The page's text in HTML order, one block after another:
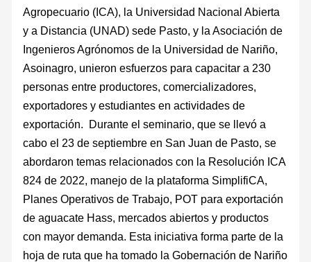
Agropecuario (ICA), la Universidad Nacional Abierta
y a Distancia (UNAD) sede Pasto, y la Asociación de
Ingenieros Agrónomos de la Universidad de Nariño,
Asoinagro, unieron esfuerzos para capacitar a 230
personas entre productores, comercializadores,
exportadores y estudiantes en actividades de
exportación. Durante el seminario, que se llevó a
cabo el 23 de septiembre en San Juan de Pasto, se
abordaron temas relacionados con la Resolución ICA
824 de 2022, manejo de la plataforma SimplifiCA,
Planes Operativos de Trabajo, POT para exportación
de aguacate Hass, mercados abiertos y productos
con mayor demanda. Esta iniciativa forma parte de la
hoja de ruta que ha tomado la Gobernación de Nariño